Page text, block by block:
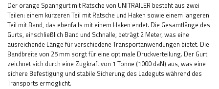
Der orange Spanngurt mit Ratsche von UNITRAILER besteht aus zwei
Teilen: einem kürzeren Teil mit Ratsche und Haken sowie einem längeren
Teil mit Band, das ebenfalls mit einem Haken endet. Die Gesamtlänge des
Gurts, einschließlich Band und Schnalle, beträgt 2 Meter, was eine
ausreichende Länge für verschiedene Transportanwendungen bietet. Die
Bandbreite von 25 mm sorgt für eine optimale Druckverteilung. Der Gurt
zeichnet sich durch eine Zugkraft von 1 Tonne (1000 daN) aus, was eine
sichere Befestigung und stabile Sicherung des Ladeguts während des
Transports ermöglicht.